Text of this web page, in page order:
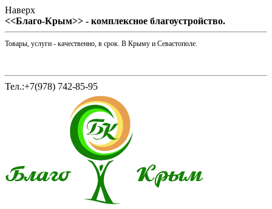
Наверх
<<Благо-Крым>> - комплексное благоустройство.
Товары, услуги - качественно, в срок. В Крыму и Севастополе.
Тел.:+7(978) 742-85-95